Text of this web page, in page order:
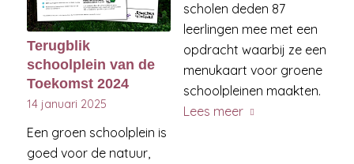
Terugblik
schoolplein van de
Toekomst 2024
14 januari 2025
Een groen schoolplein is
goed voor de natuur,
scholen deden 87
leerlingen mee met een
opdracht waarbij ze een
menukaart voor groene
schoolpleinen maakten.
Lees meer